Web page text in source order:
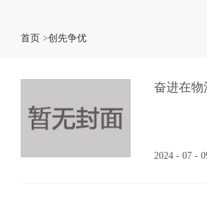
首页 >创先争优
奋进在物
2024 - 07 -